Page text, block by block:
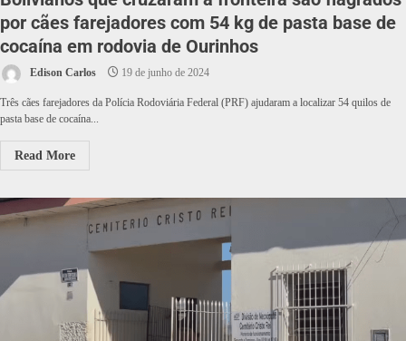
por cães farejadores com 54 kg de pasta base de
cocaína em rodovia de Ourinhos
Edison Carlos 19 de junho de 2024
Três cães farejadores da Polícia Rodoviária Federal (PRF) ajudaram a localizar 54 quilos de
pasta base de cocaína...
Read More